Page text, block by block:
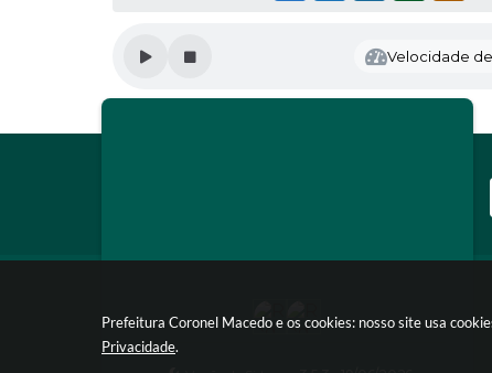
Prefeitura Coronel Macedo e os cookies: nosso site usa
Privacidade.
Velocidade